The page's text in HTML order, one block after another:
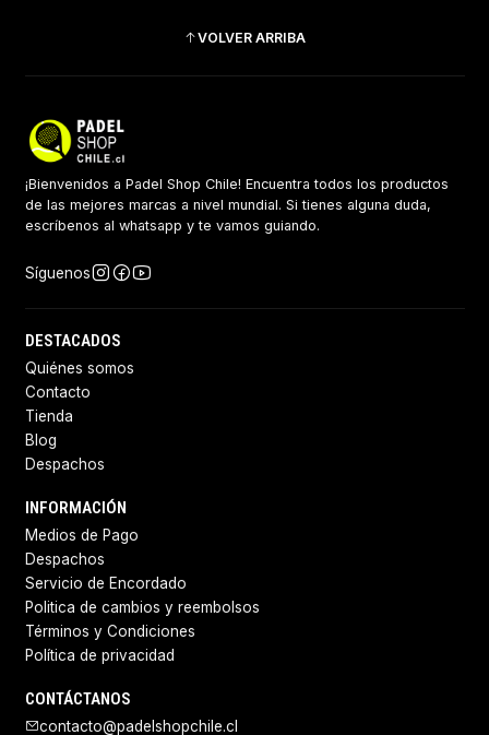
VOLVER ARRIBA
¡Bienvenidos a Padel Shop Chile! Encuentra todos los productos
de las mejores marcas a nivel mundial. Si tienes alguna duda,
escríbenos al whatsapp y te vamos guiando.
Síguenos
DESTACADOS
Quiénes somos
Contacto
Tienda
Blog
Despachos
INFORMACIÓN
Medios de Pago
Despachos
Servicio de Encordado
Politica de cambios y reembolsos
Términos y Condiciones
Política de privacidad
CONTÁCTANOS
contacto@padelshopchile.cl